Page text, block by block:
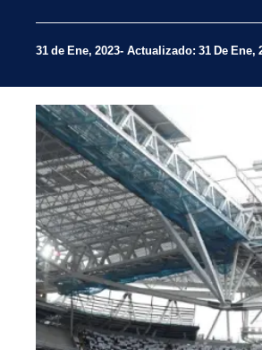
31 de Ene, 2023 Actualizado: 31 De Ene,